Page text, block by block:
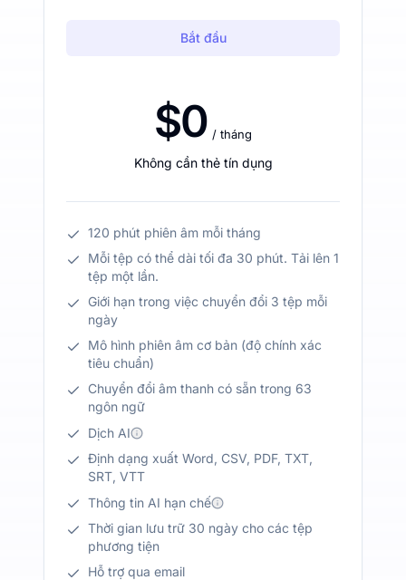
Bắt đầu
$0 / tháng
Không cần thẻ tín dụng
120 phút phiên âm mỗi tháng
Mỗi tệp có thể dài tối đa 30 phút. Tải lên 1
tệp một lần.
Giới hạn trong việc chuyển đổi 3 tệp mỗi
ngày
Mô hình phiên âm cơ bản (độ chính xác
tiêu chuẩn)
Chuyển đổi âm thanh có sẵn trong 63
ngôn ngữ
Dịch AI
Định dạng xuất Word, CSV, PDF, TXT,
SRT, VTT
Thông tin AI hạn chế
Thời gian lưu trữ 30 ngày cho các tệp
phương tiện
Hỗ trợ qua email